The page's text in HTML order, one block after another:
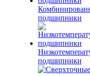
подшипники
подшипники